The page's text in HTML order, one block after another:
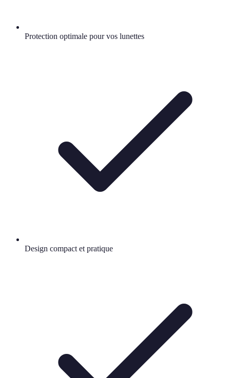
Protection optimale pour vos lunettes
Design compact et pratique